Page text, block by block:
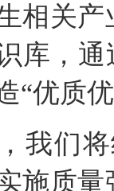
相关
库，
“优质
我们
施质